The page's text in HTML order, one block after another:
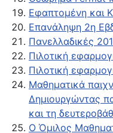
Εφαπτομένη και
Επανάληψη 2η
Πανελλαδικές
Πιλοτική
Πιλοτική
Μαθηματικά
Δημιουργώντας
και τη
Ο Όμιλος